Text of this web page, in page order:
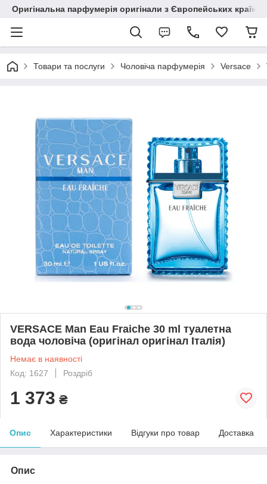
Оригінальна парфумерія оригінали з Європейських країн
Товари та послуги Чоловіча парфумерія Versace
VERSACE Man Eau Fraiche 30 ml туалетна
вода чоловіча (оригінал оригінал Італія)
Немає в наявності
Код: 1627
Роздріб
1 373 ₴
Опис Характеристики Відгуки про товар Доставка
Опис